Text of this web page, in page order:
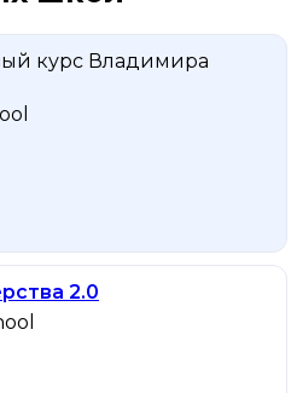
курс Владимира
2.0